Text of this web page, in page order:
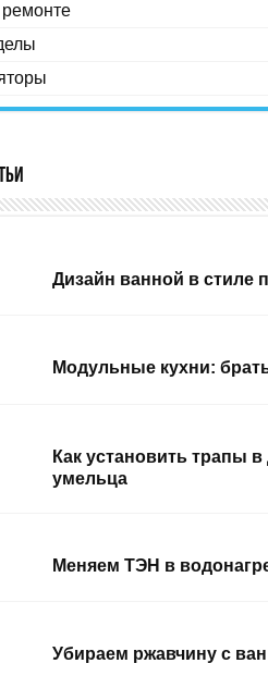
Дизайн ванной в стиле
Модульные кухни:
Как установить трапы
умельца
Меняем ТЭН в
Убираем ржавчину с